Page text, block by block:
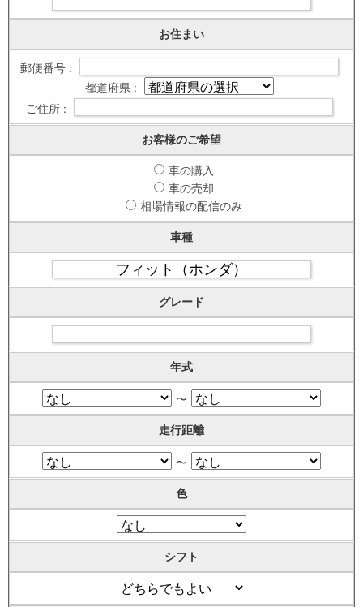
お住まい
郵便番号 :
都道府県 :
ご住所 :
お客様のご希望
車の購入
車の売却
相場情報の配信のみ
車種
グレード
年式
〜
走行距離
〜
色
シフト